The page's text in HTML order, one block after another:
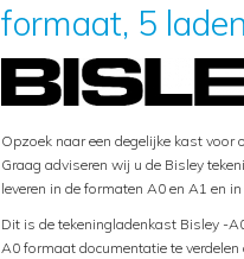
formaat, 5
Opzoek naar een degelijke kast
Graag adviseren wij u de Bisley
leveren in de formaten A0 en A1 en
Dit is de tekeningladenkast Bisley -
A0 formaat documentatie te